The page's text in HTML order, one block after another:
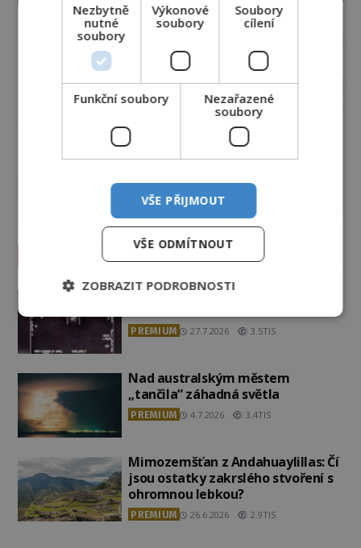
Vesmír a technologie
Podivné události roku 2023: Jsou
PREMIUM 27.7.2026 3.5TIS
Nad australským městem
„tančila“ záhadná světla
PREMIUM 4.7.2026 3.4TIS
Mimozemšťan z Andahuaylillas: Čí
jsou ostatky zakrslého stvoření s
ohromnou lebkou?
PREMIUM 26.6.2026 2.9TIS
Nezbytně
nutné
soubory
Výkonové
soubory
Soubory
cílení
Funkční soubory
Nezařazené
soubory
VŠE PŘIJMOUT
VŠE ODMÍTNOUT
ZOBRAZIT PODROBNOSTI